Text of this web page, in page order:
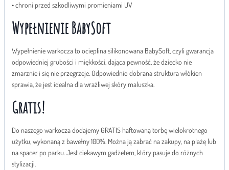
• chroni przed szkodliwymi promieniami UV
Wypełnienie BabySoft
Wypełnienie warkocza to ocieplina silikonowana BabySoft, czyli gwarancja
odpowiedniej grubości i miękkości, dająca pewność, że dziecko nie
zmarznie i się nie przegrzeje. Odpowiednio dobrana struktura włókien
sprawia, że jest idealna dla wrażliwej skóry maluszka.
Gratis!
Do naszego warkocza dodajemy GRATIS haftowaną torbę wielokrotnego
użytku, wykonaną z bawełny 100%. Można ją zabrać na zakupy, na plażę lub
na spacer po parku. Jest ciekawym gadżetem, który pasuje do różnych
stylizacji.